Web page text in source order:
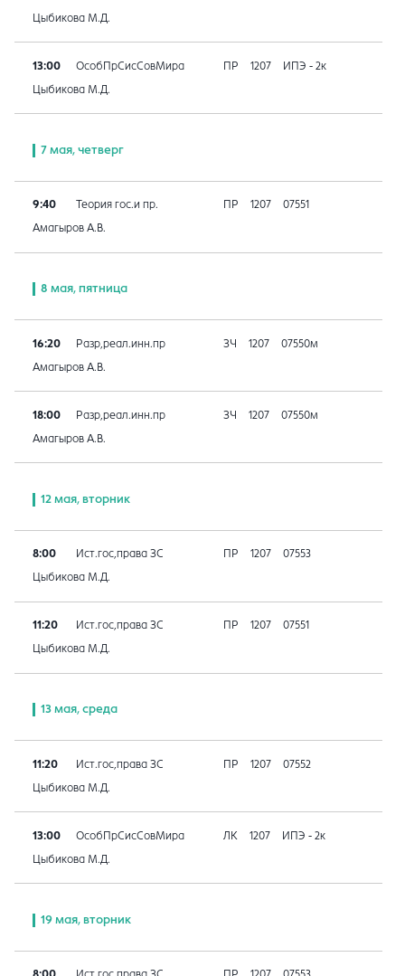
Цыбикова М.Д.
13:00 ОсобПрСисСовМира ПР 1207 ИПЭ - 2к
Цыбикова М.Д.
7 мая, четверг
9:40 Теория гос.и пр. ПР 1207 07551
Амагыров А.В.
8 мая, пятница
16:20 Разр,реал.инн.пр ЗЧ 1207 07550м
Амагыров А.В.
18:00 Разр,реал.инн.пр ЗЧ 1207 07550м
Амагыров А.В.
12 мая, вторник
8:00 Ист.гос,права ЗС ПР 1207 07553
Цыбикова М.Д.
11:20 Ист.гос,права ЗС ПР 1207 07551
Цыбикова М.Д.
13 мая, среда
11:20 Ист.гос,права ЗС ПР 1207 07552
Цыбикова М.Д.
13:00 ОсобПрСисСовМира ЛК 1207 ИПЭ - 2к
Цыбикова М.Д.
19 мая, вторник